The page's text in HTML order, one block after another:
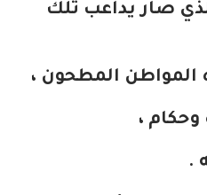
صار يداعب تلك
المواطن المطحون ،
،
.